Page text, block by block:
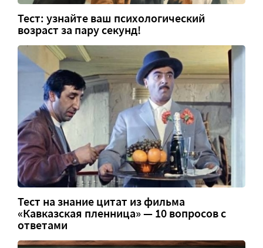
Тест: узнайте ваш психологический
возраст за пару секунд!
Тест на знание цитат из фильма
«Кавказская пленница» — 10 вопросов с
ответами